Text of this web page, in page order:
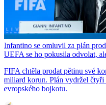
Infantino se omluvil za plán
UEFA se ho pokusila odvolat,
FIFA chtěla prodat pětinu své
miliard korun. Plán vydržel čtyři
evropského bojkotu.